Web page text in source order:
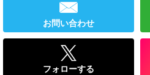
お問い合わせ
フォローする